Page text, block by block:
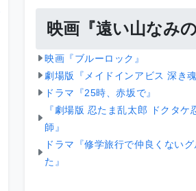
映画『遠い山なみ
映画『ブルーロック』
劇場版『メイドインアビス 深き魂
ドラマ『25時、赤坂で』
『劇場版 忍たま乱太郎 ドクタケ
師』
ドラマ『修学旅行で仲良くない
た』